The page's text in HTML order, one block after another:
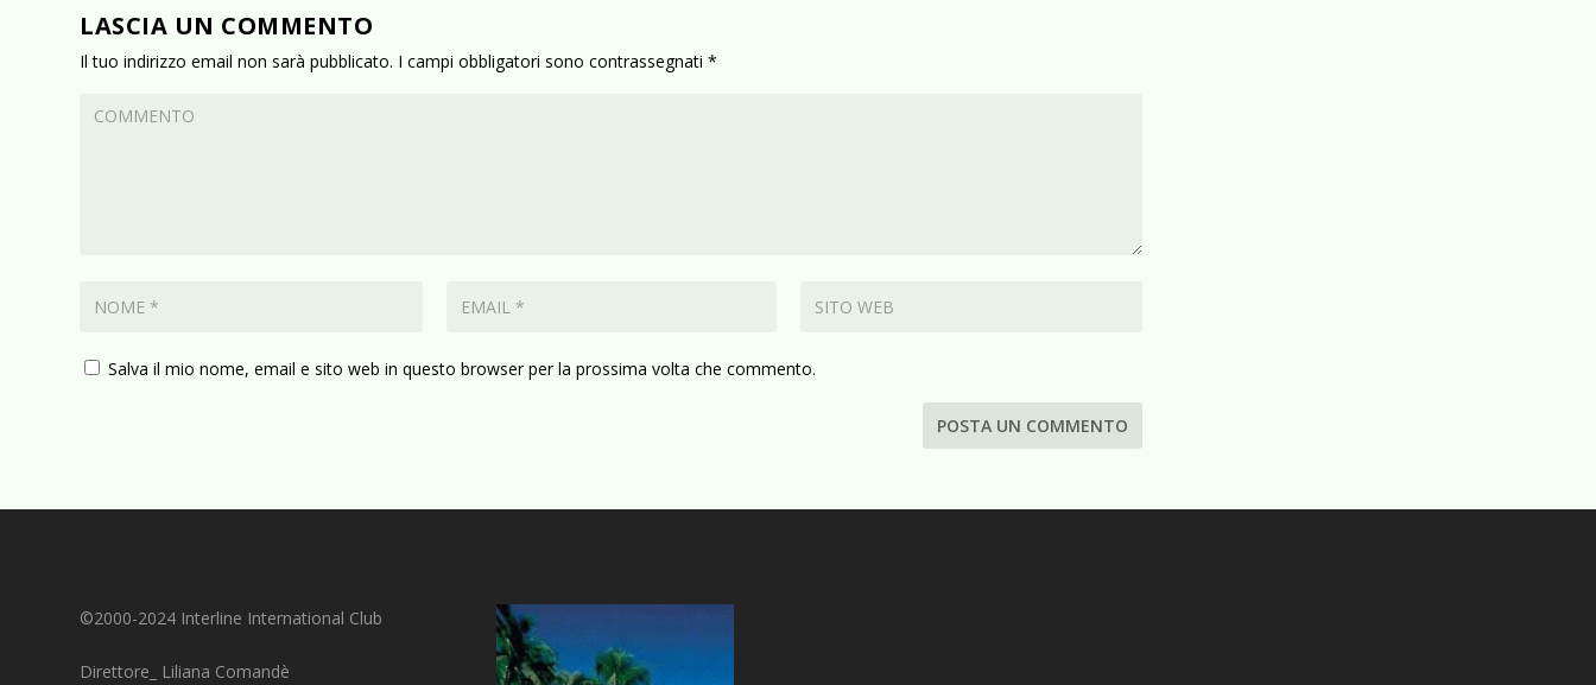
LASCIA UN COMMENTO
Il tuo indirizzo email non sarà pubblicato. I campi obbligatori sono contrassegnati*
Salva il mio nome, email e sito web in questo browser per la prossima volta che commento.
©2000-2024 Interline International Club
Direttore_ Liliana Comandè